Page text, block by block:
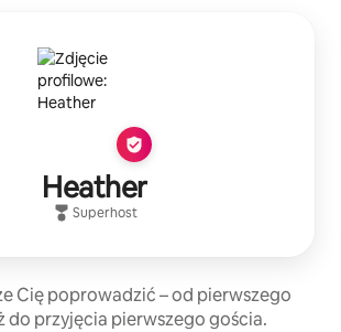
Heather
Superhost
Cię poprowadzić – od pierwszego
do przyjęcia pierwszego gościa.